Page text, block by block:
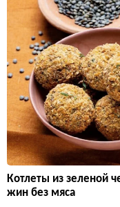
Котлеты из зеленой
жин без мяса